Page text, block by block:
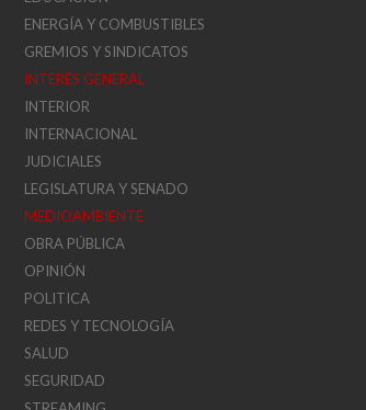
ENERGÍA Y COMBUSTIBLES
GREMIOS Y SINDICATOS
INTERÉS GENERAL
INTERIOR
INTERNACIONAL
JUDICIALES
LEGISLATURA Y SENADO
MEDIOAMBIENTE
OBRA PÚBLICA
OPINIÓN
POLITICA
REDES Y TECNOLOGÍA
SALUD
SEGURIDAD